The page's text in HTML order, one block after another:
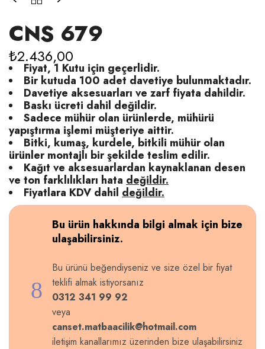
CNS 679
₺2.436,00
Fiyat, 1 Kutu için geçerlidir.
Bir kutuda 100 adet davetiye bulunmaktadır.
Davetiye aksesuarları ve zarf fiyata dahildir.
Baskı ücreti dahil değildir.
Sadece mühür olan ürünlerde, mühürü
yapıştırma işlemi müşteriye aittir.
Bitki, kumaş, kurdele, bitkili mühür olan
ürünler montajlı bir şekilde teslim edilir.
Kağıt ve aksesuarlardan kaynaklanan desen
ve ton farklılıkları hata değildir.
Fiyatlara KDV dahil değildir.
Bu ürün hakkında bilgi almak için bize
ulaşabilirsiniz.
Bu ürünü beğendiyseniz ve size özel bir fiyat
teklifi almak istiyorsanız
0312 341 99 92
veya
canset.matbaacilik@hotmail.com
iletişim kanallarımız üzerinden bize ulaşabilirsiniz